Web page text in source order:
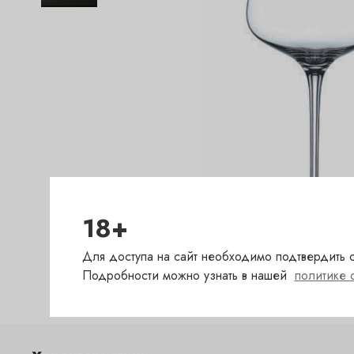
18+
Для доступа на сайт необходимо
Подробности можно узнать в нашей политике